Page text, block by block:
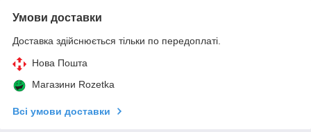
Умови доставки
Доставка здійснюється тільки по передоплаті.
Нова Пошта
Магазини Rozetka
Всі умови доставки